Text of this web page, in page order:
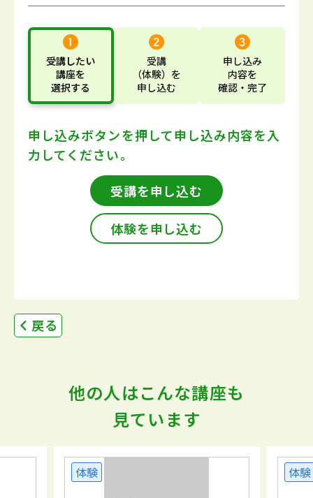
受講したい
講座を
選択する
受講
（体験） を
申し込む
申し込み
内容を
確認・完了
申し込みボタンを押して申し込み内容を入
力してください。
受講を申し込む
体験を申し込む
戻る
他の人はこんな講座も
見ています
体験 体験